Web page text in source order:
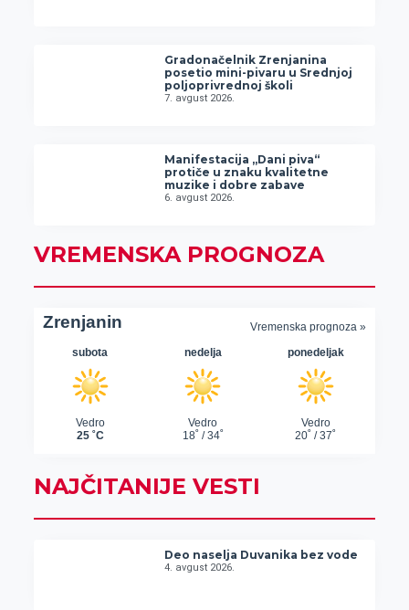
Gradonačelnik Zrenjanina
posetio mini-pivaru u Srednjoj
poljoprivrednoj školi
7. avgust 2026.
Manifestacija „Dani piva“
protiče u znaku kvalitetne
muzike i dobre zabave
6. avgust 2026.
VREMENSKA PROGNOZA
NAJČITANIJE VESTI
Deo naselja Duvanika bez vode
4. avgust 2026.